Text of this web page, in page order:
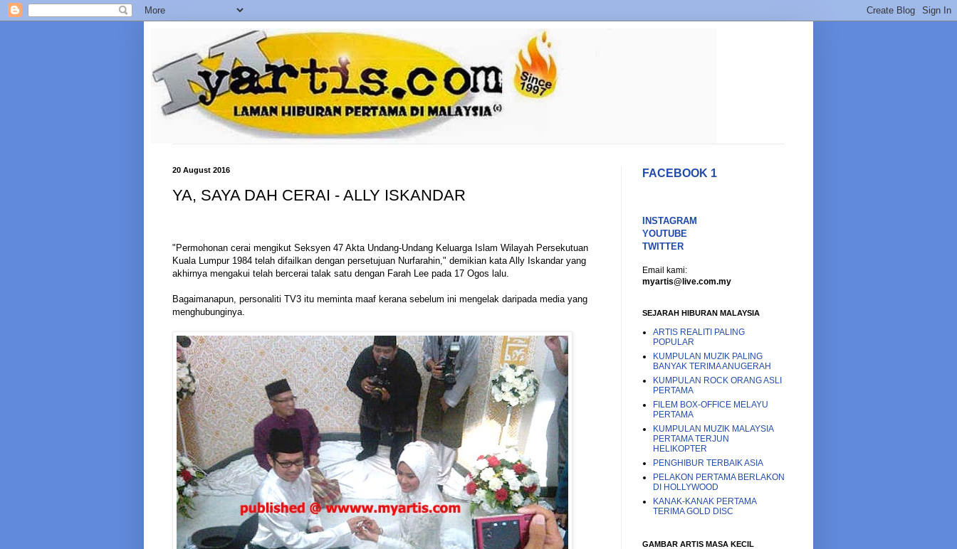
20 August 2016
YA, SAYA DAH CERAI - ALLY ISKANDAR
"Permohonan cerai mengikut Seksyen 47 Akta Undang-Undang Keluarga Islam Wilayah Persekutuan
Kuala Lumpur 1984 telah difailkan dengan persetujuan Nurfarahin," demikian kata Ally Iskandar yang
akhirnya mengakui telah bercerai talak satu dengan Farah Lee pada 17 Ogos lalu.
Bagaimanapun, personaliti TV3 itu meminta maaf kerana sebelum ini mengelak daripada media yang
menghubunginya.
FACEBOOK 1
INSTAGRAM
YOUTUBE
TWITTER
Email kami:
myartis@live.com.my
SEJARAH HIBURAN MALAYSIA
ARTIS REALITI PALING
POPULAR
KUMPULAN MUZIK PALING
BANYAK TERIMA ANUGERAH
KUMPULAN ROCK ORANG ASLI
PERTAMA
FILEM BOX-OFFICE MELAYU
PERTAMA
KUMPULAN MUZIK MALAYSIA
PERTAMA TERJUN
HELIKOPTER
PENGHIBUR TERBAIK ASIA
PELAKON PERTAMA BERLAKON
DI HOLLYWOOD
KANAK-KANAK PERTAMA
TERIMA GOLD DISC
GAMBAR ARTIS MASA KECIL